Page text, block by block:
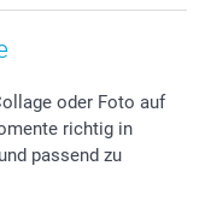
oder Foto auf
richtig in
passend zu